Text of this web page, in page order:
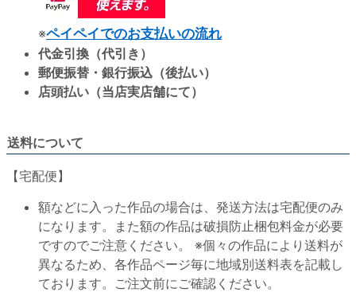
※ペイペイでのお支払いの流れ
代金引換（代引き）
郵便振替・銀行振込（後払い）
店頭払い（当店実店舗にて）
送料について
【宅配便】
額などに入った作品の場合は、発送方法は宅配便のみ
になります。また額の作品は破損防止梱包料金が必要
ですのでご注意ください。 ※個々の作品により送料が
異なるため、各作品ページ毎に地域別送料表を記載し
ております。ご注文前にご確認ください。